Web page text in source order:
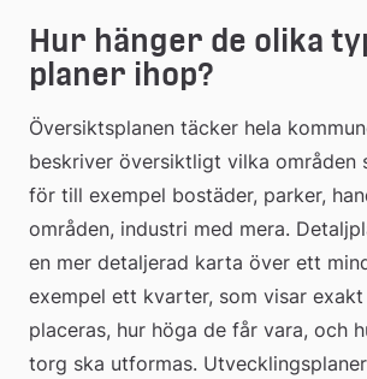
Hur hänger de olika
planer ihop?
Översiktsplanen täcker hela
beskriver översiktligt vilka områden
för till exempel bostäder, parker,
områden, industri med mera.
en mer detaljerad karta över ett
exempel ett kvarter, som visar exakt
placeras, hur höga de får vara, och
torg ska utformas.